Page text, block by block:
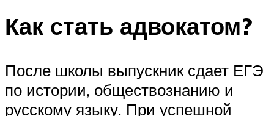
Как стать адвокатом?
После школы выпускник сдает ЕГЭ
по истории, обществознанию и
русскому языку. При успешной